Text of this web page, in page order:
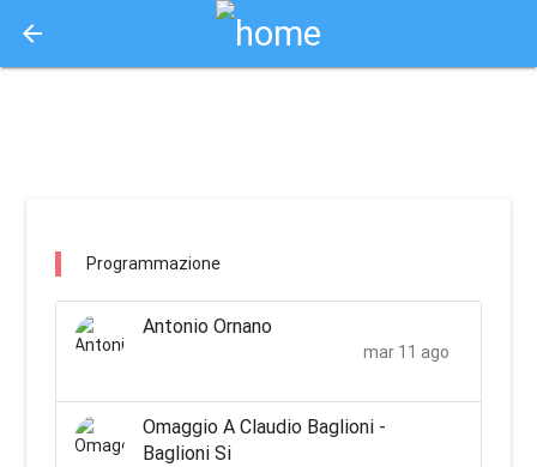
arrow_back
Programmazione
Antonio Ornano
mar 11 ago
Omaggio A Claudio Baglioni -
Baglioni Si